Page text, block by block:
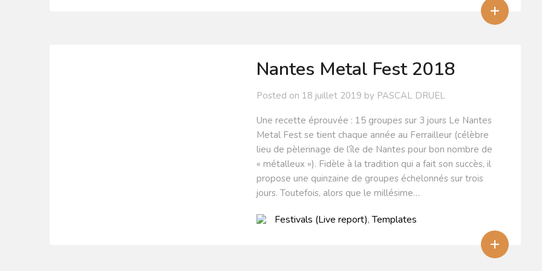
+
Nantes Metal Fest 2018
Posted on 18 juillet 2019 by PASCAL DRUEL
Une recette éprouvée : 15 groupes sur 3 jours Le Nantes
Metal Fest se tient chaque année au Ferrailleur (célèbre
lieu de pèlerinage de l’île de Nantes pour bon nombre de
« métalleux »). Fidèle à la tradition qui a fait son succès, il
propose une quinzaine de groupes échelonnés sur trois
jours. Toutefois, alors que le millésime…
+
Festivals (Live report),Templates